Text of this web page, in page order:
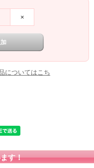
×
についてはこち
す！